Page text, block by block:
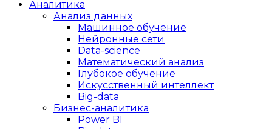
Аналитика
Анализ данных
Машинное обучение
Нейронные сети
Data-science
Математический анализ
Глубокое обучение
Искусственный интеллект
Big-data
Бизнес-аналитика
Power BI